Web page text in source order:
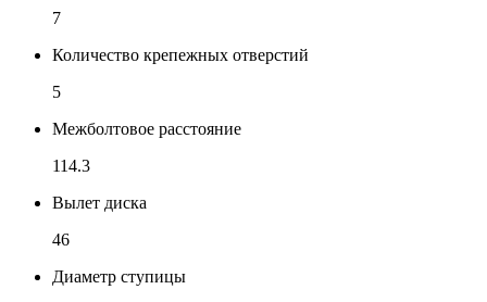
7
Количество крепежных отверстий
5
Межболтовое расстояние
114.3
Вылет диска
46
Диаметр ступицы